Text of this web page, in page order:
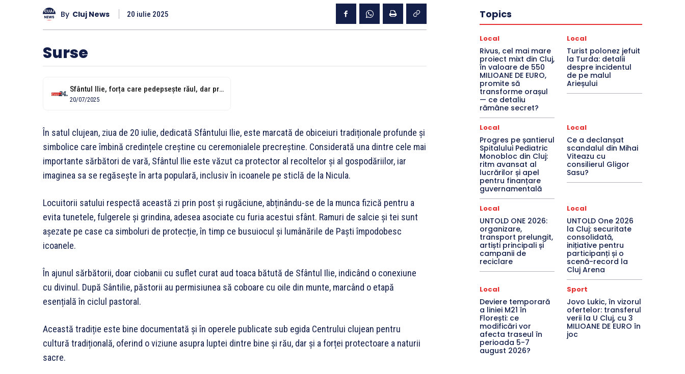
By Cluj News 20 iulie 2025
Surse
Sfântul Ilie, forța care pedepsește răul, dar protejează recoltele și gospodăriile. Obiceiuri...
20/07/2025
În satul clujean, ziua de 20 iulie, dedicată Sfântului Ilie, este marcată de obiceiuri tradiționale profunde și
simbolice care îmbină credințele creștine cu ceremonialele precreștine. Considerată una dintre cele mai
importante sărbători de vară, Sfântul Ilie este văzut ca protector al recoltelor și al gospodăriilor, iar
imaginea sa se regăsește în arta populară, inclusiv în icoanele pe sticlă de la Nicula.
Locuitorii satului respectă această zi prin post și rugăciune, abținându-se de la munca fizică pentru a
evita tunetele, fulgerele și grindina, adesea asociate cu furia acestui sfânt. Ramuri de salcie și tei sunt
așezate pe case ca simboluri de protecție, în timp ce busuiocul și lumânările de Paști împodobesc
icoanele.
În ajunul sărbătorii, doar ciobanii cu suflet curat aud toaca bătută de Sfântul Ilie, indicând o conexiune
cu divinul. După Sântilie, păstorii au permisiunea să coboare cu oile din munte, marcând o etapă
esențială în ciclul pastoral.
Această tradiție este bine documentată și în operele publicate sub egida Centrului clujean pentru
cultură tradițională, oferind o viziune asupra luptei dintre bine și rău, dar și a forței protectoare a naturii
sacre.
Topics
Local
Rivus, cel mai mare
proiect mixt din Cluj,
în valoare de 550
MILIOANE DE EURO,
promite să
transforme orașul
— ce detaliu
rămâne secret?
Local
Turist polonez jefuit
la Turda: detalii
despre incidentul
de pe malul
Arieșului
Local
Progres pe șantierul
Spitalului Pediatric
Monobloc din Cluj:
ritm avansat al
lucrărilor și apel
pentru finanțare
guvernamentală
Local
Ce a declanșat
scandalul din Mihai
Viteazu cu
consilierul Gligor
Sasu?
Local
UNTOLD ONE 2026:
organizare,
transport prelungit,
artiști principali și
campanii de
reciclare
Local
UNTOLD One 2026
la Cluj: securitate
consolidată,
inițiative pentru
participanți și o
scenă-record la
Cluj Arena
Local
Deviere temporară
a liniei M21 în
Florești: ce
modificări vor
afecta traseul în
perioada 5-7
august 2026?
Sport
Jovo Lukic, în vizorul
ofertelor: transferul
verii la U Cluj, cu 3
MILIOANE DE EURO în
joc